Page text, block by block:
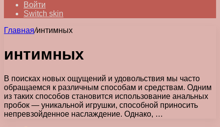
Войти
Switch skin
Главная/интимных
интимных
В поисках новых ощущений и удовольствия мы часто
обращаемся к различным способам и средствам. Одним
из таких способов становится использование анальных
пробок — уникальной игрушки, способной приносить
непревзойденное наслаждение. Однако, …